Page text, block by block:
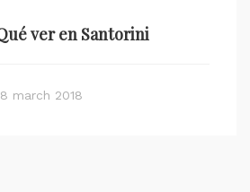
ver en Santorini
march 2018